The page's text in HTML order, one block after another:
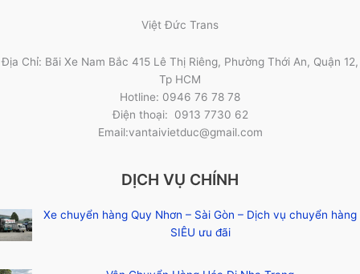
Việt Đức Trans
Địa Chỉ: Bãi Xe Nam Bắc 415 Lê Thị Riêng, Phường Thới An, Quận 12,
Tp HCM
Hotline: 0946 76 78 78
Điện thoại: 0913 7730 62
Email:vantaivietduc@gmail.com
DỊCH VỤ CHÍNH
Xe chuyển hàng Quy Nhơn – Sài Gòn – Dịch vụ chuyển hàng
SIÊU ưu đãi